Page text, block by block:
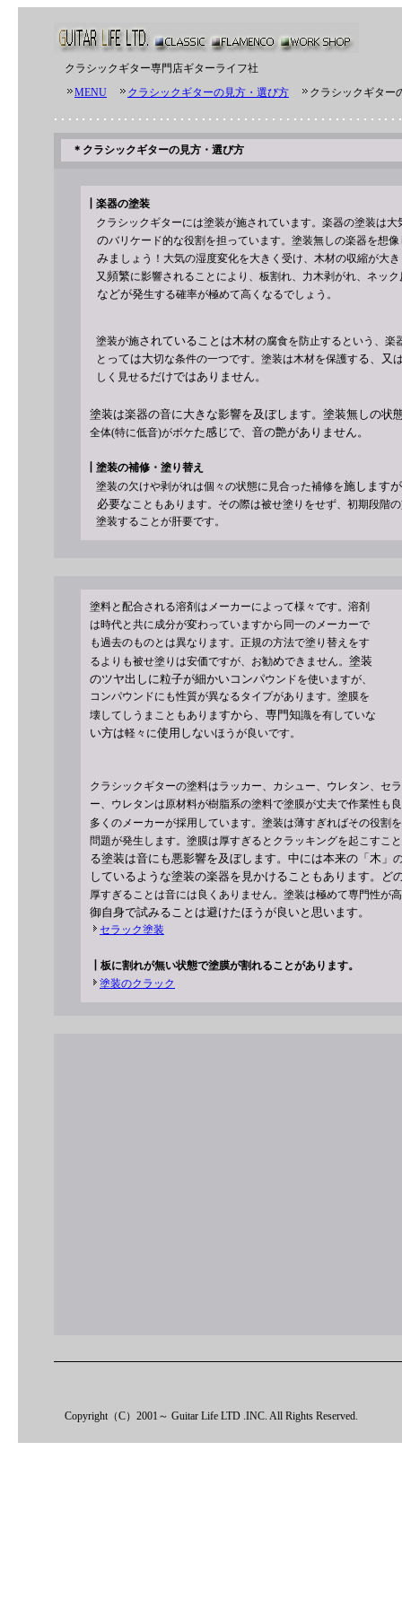
クラシックギター専門店ギターライフ社
MENU
クラシックギターの見方・選び方 クラシックギター
＊ クラシックギターの見方・選び方
楽器の塗装
クラシックギターには塗装が施されています。楽器の塗装は大
のバリケード的な役割を担っています。塗装無しの楽器を想像
みま しょう ！大気の湿度変化を大きく受け、木材の収縮が大
又頻繁に影響されることにより、板割れ、力木剥がれ、ネック
などが発生する確率が極めて高くなるでしょう。
塗装が施されていることは木材の腐食を防止するという、楽
と っては大切な条件の一つです。塗装は木材を保護する、又
しく見せるだけではあ りません。
塗装は楽器の音に大きな影響を及ぼします。 塗装無しの状
全体(特に低音)がボケた感じで、音の艶がありません。
塗装の補修・塗り替え
塗装の欠けや剥がれは個々の状態に見合った補修を施し ます
必要なこともあります。その際は被せ塗りをせず、初期段階
塗装することが肝要です。
塗料と配合される溶剤はメーカーによって様々です。溶剤
は時代と共に成分が変わっていますから同一のメーカーで
も過去のものとは異なります。正規の方法で塗り替えをす
るよりも被せ塗りは安価ですが、お勧めできません。 塗装
のツヤ出しに粒子が細かいコ ンパウンドを使いますが、
コ ンパウンドにも性質が異なるタイプがあります。塗膜を
壊してしうまこともありま すから、専門知識を有していな
い方は軽々に使用しないほうが良いです。
クラシックギターの塗料はラッカー、カシュー、ウレタン、セ
ー、ウレタンは原材料が樹脂系の塗料で塗膜が丈夫で作業性も
多くのメーカーが採用しています。塗装は薄すぎればその役割
問題が発生します。塗膜は厚すぎるとクラッキングを起こすこと
る塗装は音にも悪影響を及ぼします。中には本来の「木」
しているような塗装の楽器を見かけることもあります。 ど
厚すぎることは音には良くありません。塗装は極めて専門性が
御自身で試みることは避けたほ う が良いと 思います。
セラック塗装
┃板に割れが無い状態で塗膜が割れることがあります。
塗装のクラック
Copyright（C）2001～ Guitar Life LTD .INC. All Rights Reserved.